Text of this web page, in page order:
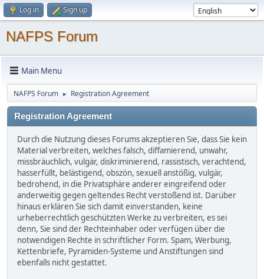
Log in Sign up
NAFPS Forum
Main Menu
NAFPS Forum ► Registration Agreement
Registration Agreement
Durch die Nutzung dieses Forums akzeptieren Sie, dass Sie kein
Material verbreiten, welches falsch, diffamierend, unwahr,
missbräuchlich, vulgär, diskriminierend, rassistisch, verachtend,
hasserfüllt, belästigend, obszön, sexuell anstößig, vulgär,
bedrohend, in die Privatsphäre anderer eingreifend oder
anderweitig gegen geltendes Recht verstoßend ist. Darüber
hinaus erklären Sie sich damit einverstanden, keine
urheberrechtlich geschützten Werke zu verbreiten, es sei
denn, Sie sind der Rechteinhaber oder verfügen über die
notwendigen Rechte in schriftlicher Form. Spam, Werbung,
Kettenbriefe, Pyramiden-Systeme und Anstiftungen sind
ebenfalls nicht gestattet.